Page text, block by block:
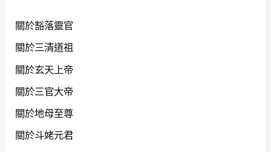
關於豁落靈官
關於三清道祖
關於玄天上帝
關於三官大帝
關於地母至尊
關於斗姥元君